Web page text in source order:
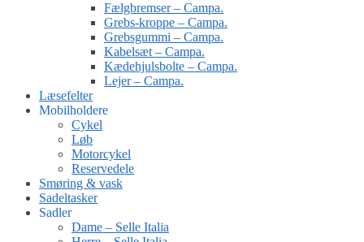
Fælgbremser – Campa.
Grebs-kroppe – Campa.
Grebsgummi – Campa.
Kabelsæt – Campa.
Kædehjulsbolte – Campa.
Lejer – Campa.
Læsefelter
Mobilholdere
Cykel
Løb
Motorcykel
Reservedele
Smøring & vask
Sadeltasker
Sadler
Dame – Selle Italia